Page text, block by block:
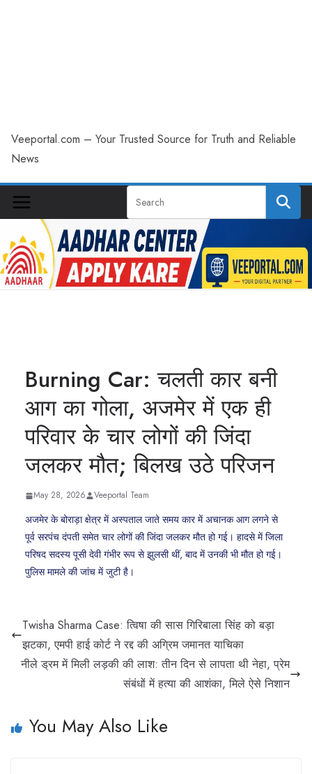
Veeportal.com – Your Trusted Source for Truth and Reliable
News
Burning Car: चलती कार बनी
आग का गोला, अजमेर में एक ही
परिवार के चार लोगों की जिंदा
जलकर मौत; बिलख उठे परिजन
May 28, 2026 Veeportal Team
अजमेर के बोराड़ा क्षेत्र में अस्पताल जाते समय कार में अचानक आग लगने से
पूर्व सरपंच दंपती समेत चार लोगों की जिंदा जलकर मौत हो गई। हादसे में जिला
परिषद सदस्य पूसी देवी गंभीर रूप से झुलसी थीं, बाद में उनकी भी मौत हो गई।
पुलिस मामले की जांच में जुटी है।
Twisha Sharma Case: त्विषा की सास गिरिबाला सिंह को बड़ा
झटका, एमपी हाई कोर्ट ने रद्द की अग्रिम जमानत याचिका
नीले ड्रम में मिली लड़की की लाश: तीन दिन से लापता थी नेहा, प्रेम
संबंधों में हत्या की आशंका, मिले ऐसे निशान
You May Also Like